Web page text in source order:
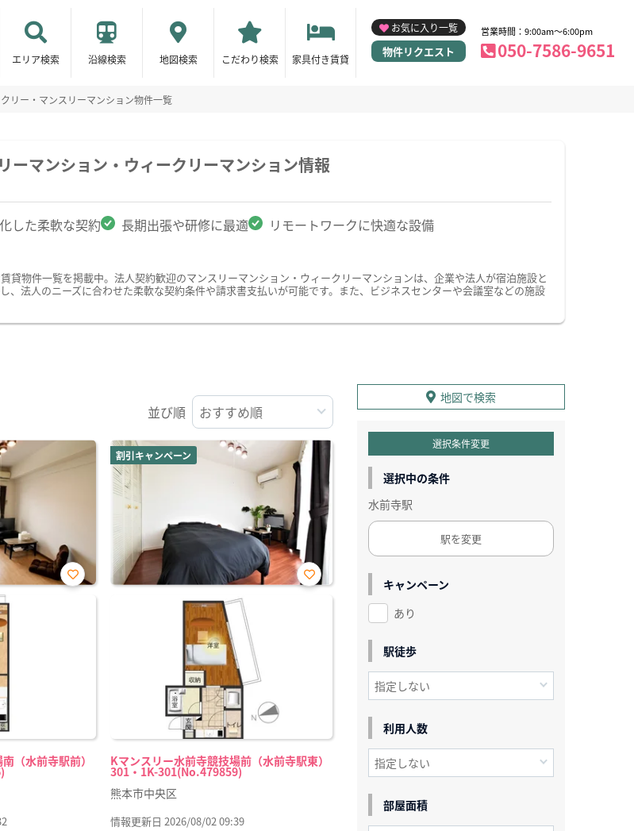
エリア検索 沿線検索 地図検索 こだわり検索 家具付き賃貸
お気に入り一覧
物件リクエスト
営業時間：9:00am～6:00pm
050-7586-9651
リー・マンスリーマンション物件一覧
ーマンション・ウィークリーマンション情報
した柔軟な契約 長期出張や研修に最適 リモートワークに快適な設備
物件一覧を掲載中。法人契約歓迎のマンスリーマンション・ウィークリーマンションは、企業や法人が宿泊施設と
、法人のニーズに合わせた柔軟な契約条件や請求書支払いが可能です。また、ビジネスセンターや会議室などの施設
並び順
（水前寺駅前）
お気
割引キャンペーン
Kマンスリー水前寺競技場前（水前寺駅東）
301・1K-301(No.479859)
お気
熊本市中央区
情報更新日 2026/08/02 09:39
地図で検索
選択条件変更
選択中の条件
水前寺駅
駅を変更
キャンペーン
あり
駅徒歩
利用人数
部屋面積